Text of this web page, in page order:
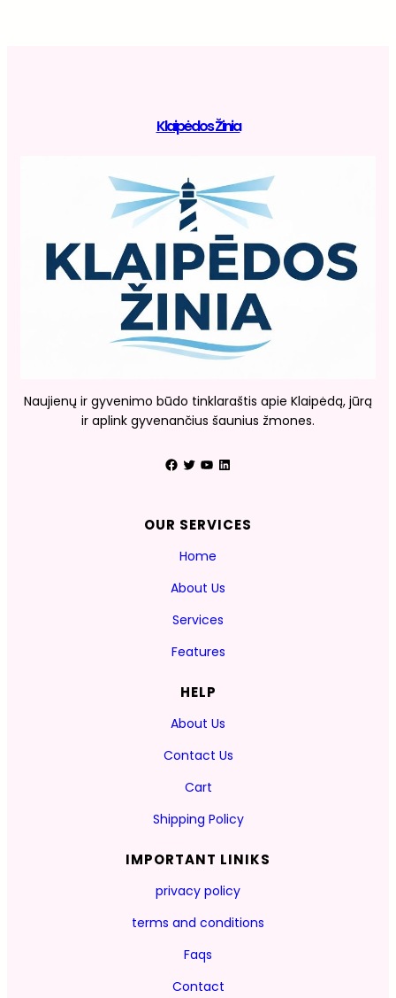
Klaipėdos Žinia
Naujienų ir gyvenimo būdo tinklaraštis apie Klaipėdą, jūrą
ir aplink gyvenančius šaunius žmones.
Facebook Twitter YouTube LinkedIn
OUR SERVICES
Home
About Us
Services
Features
HELP
About Us
Contact Us
Cart
Shipping Policy
IMPORTANT LINIKS
privacy policy
terms and conditions
Faqs
Contact